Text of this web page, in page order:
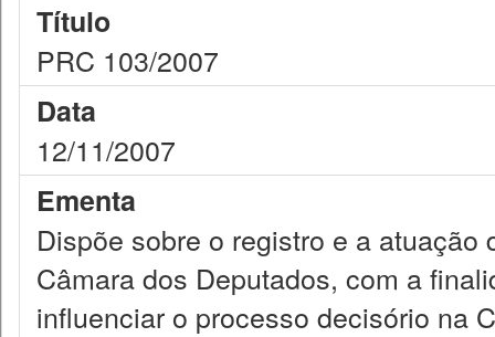
Título
PRC 103/2007
Data
12/11/2007
Ementa
Dispõe sobre o registro e a
Câmara dos Deputados, com a
influenciar o processo decisório na